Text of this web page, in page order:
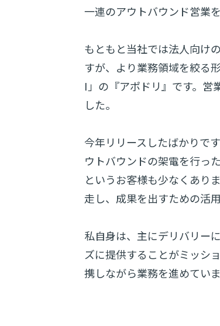
一連のアウトバウンド営業
もともと当社では法人向け
すが、より業務領域を絞る
I」の『アポドリ』です。営
した。
今年リリースしたばかりで
ウトバウンドの架電を行っ
というお客様も少なくあり
走し、成果を出すための活
私自身は、主にデリバリー
ズに提供することがミッシ
携しながら業務を進めていま